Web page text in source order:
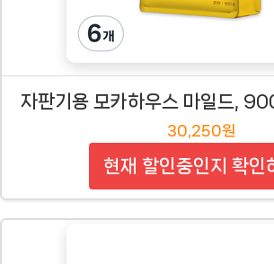
자판기용 모카하우스 마일드,
30,250원
현재 할인중인지 확인